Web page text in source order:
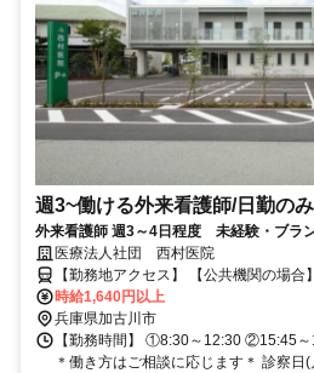
週3~働ける外来看護師/日勤のみ
外来看護師 週3～4日程度 未経験・
医療法人社団 西村医院
【勤務地アクセス】 【公共機関の場
りばバス停」から「水足経由」に乗車
ス停」で下車して徒歩で約5分 【車の場合】 JR「日岡」駅から車で
約4分 JR「加古川駅」より車で約12分
10分 〇車・マイカー通勤OK（無料駐
時給1,640円以上
兵庫県加古川市
【勤務時間】 ①8:30～12:30 ②15:45
＊働き方はご相談に応じます＊ 診察日